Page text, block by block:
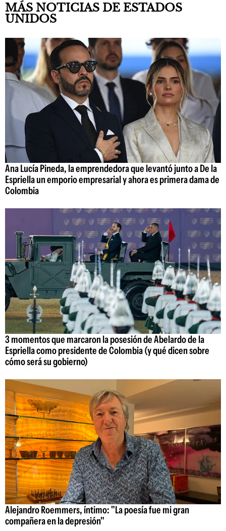
MÁS NOTICIAS DE ESTADOS
UNIDOS
Ana Lucía Pineda, la emprendedora que levantó junto a De la
Espriella un emporio empresarial y ahora es primera dama de
Colombia
3 momentos que marcaron la posesión de Abelardo de la
Espriella como presidente de Colombia (y qué dicen sobre
cómo será su gobierno)
Alejandro Roemmers, íntimo: "La poesía fue mi gran
compañera en la depresión"